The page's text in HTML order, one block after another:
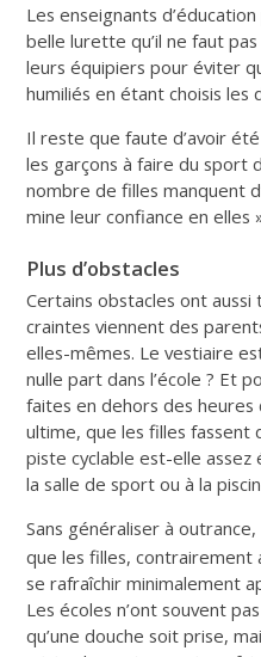
Les enseignants
belle lurette qu’il ne faut
leurs équipiers pour éviter
humiliés en étant choisis les
Il reste que faute d’avoir
les garçons à faire du sport
nombre de filles manquent
mine leur confiance en elles
Plus d’obstacles
Certains obstacles ont
craintes viennent des
elles-mêmes. Le vestiaire
nulle part dans l’école ? Et
faites en dehors des
ultime, que les filles fassent
piste cyclable est-elle
la salle de sport ou à la
Sans généraliser à outrance,
que les filles, contrairement
se rafraîchir minimalement
Les écoles n’ont souvent
qu’une douche soit prise,